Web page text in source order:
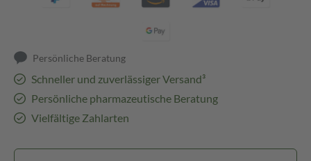
Persönliche Beratung
Schneller und zuverlässiger Versand³
Persönliche pharmazeutische Beratung
Vielfältige Zahlarten